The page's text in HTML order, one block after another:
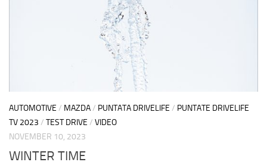
AUTOMOTIVE / MAZDA/ PUNTATA DRIVELIFE / PUNTATE DRIVELIFE
TV 2023 / TEST DRIVE / VIDEO
NOVEMBER 10, 2023
WINTER TIME